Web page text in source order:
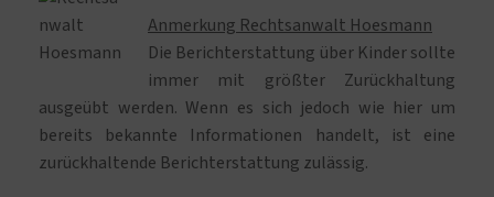
Anmerkung Rechtsanwalt Hoesmann
Die Berichterstattung über Kinder sollte
immer mit größter Zurückhaltung
ausgeübt werden. Wenn es sich jedoch wie hier um
bereits bekannte Informationen handelt, ist eine
zurückhaltende Berichterstattung zulässig.